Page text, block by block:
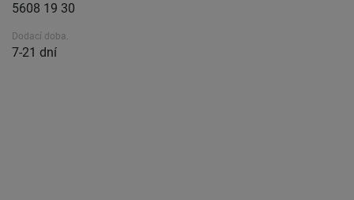
5608 19 30
Dodací doba.
7-21 dní